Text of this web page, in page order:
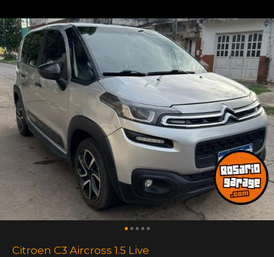
Citroen C3 Aircross 1.5 Live